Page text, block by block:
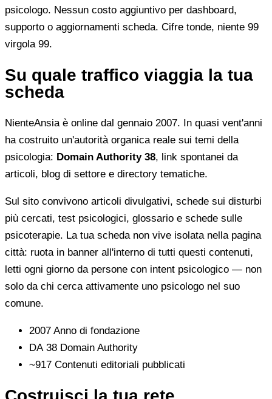
psicologo. Nessun costo aggiuntivo per dashboard,
supporto o aggiornamenti scheda. Cifre tonde, niente 99
virgola 99.
Su quale traffico viaggia la tua
scheda
NienteAnsia è online dal gennaio 2007. In quasi vent'anni
ha costruito un'autorità organica reale sui temi della
psicologia: Domain Authority 38, link spontanei da
articoli, blog di settore e directory tematiche.
Sul sito convivono articoli divulgativi, schede sui disturbi
più cercati, test psicologici, glossario e schede sulle
psicoterapie. La tua scheda non vive isolata nella pagina
città: ruota in banner all'interno di tutti questi contenuti,
letti ogni giorno da persone con intent psicologico — non
solo da chi cerca attivamente uno psicologo nel suo
comune.
2007 Anno di fondazione
DA 38 Domain Authority
~917 Contenuti editoriali pubblicati